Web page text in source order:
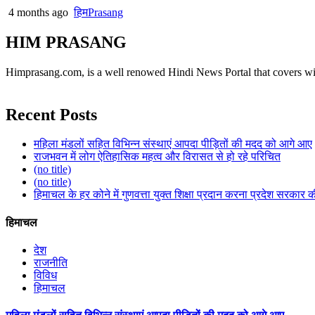
4 months ago हिमPrasang
HIM PRASANG
Himprasang.com, is a well renowed Hindi News Portal that covers
Recent Posts
महिला मंडलों सहित विभिन्न संस्थाएं आपदा पीड़ितों की मदद को आगे आए
राजभवन में लोग ऐतिहासिक महत्व और विरासत से हो रहे परिचित
(no title)
(no title)
हिमाचल के हर कोने में गुणवत्ता युक्त शिक्षा प्रदान करना प्रदेश सरकार
हिमाचल
देश
राजनीति
विविध
हिमाचल